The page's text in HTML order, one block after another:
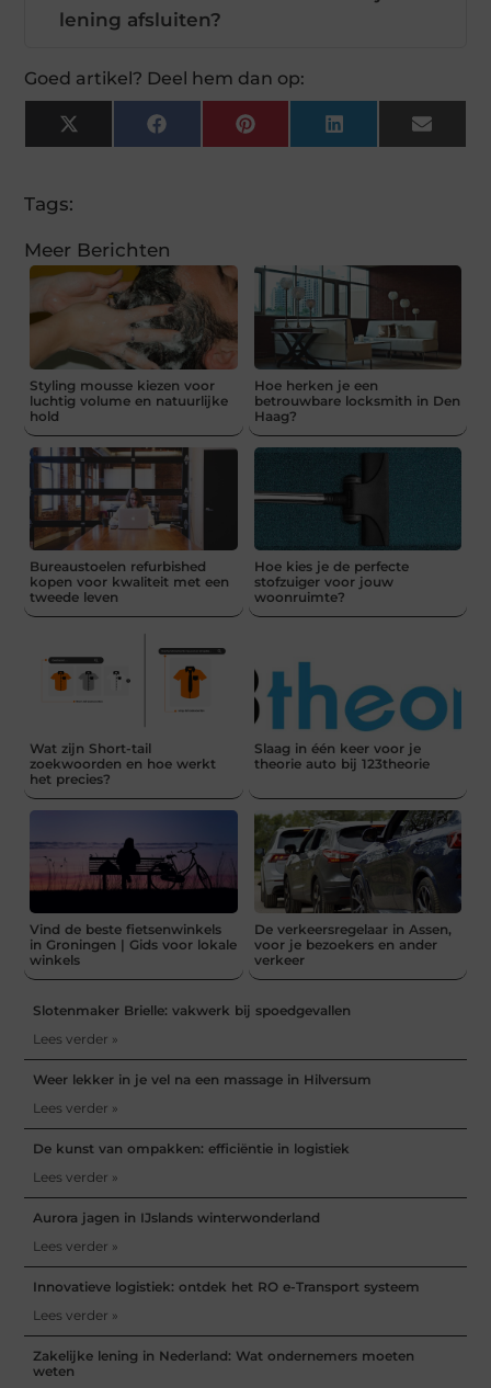
lening afsluiten?
Goed artikel? Deel hem dan op:
X
(Twitter)
FacebookPinterestLinkedInEmail
Tags:
Meer Berichten
Styling mousse kiezen voor
luchtig volume en natuurlijke
hold
Hoe herken je een
betrouwbare locksmith in Den
Haag?
Bureaustoelen refurbished
kopen voor kwaliteit met een
tweede leven
Hoe kies je de perfecte
stofzuiger voor jouw
woonruimte?
Wat zijn Short-tail
zoekwoorden en hoe werkt
het precies?
Slaag in één keer voor je
theorie auto bij 123theorie
Vind de beste fietsenwinkels
in Groningen | Gids voor lokale
winkels
De verkeersregelaar in Assen,
voor je bezoekers en ander
verkeer
Slotenmaker Brielle: vakwerk bij spoedgevallen
Lees verder »
Weer lekker in je vel na een massage in Hilversum
Lees verder »
De kunst van ompakken: efficiëntie in logistiek
Lees verder »
Aurora jagen in IJslands winterwonderland
Lees verder »
Innovatieve logistiek: ontdek het RO e-Transport systeem
Lees verder »
Zakelijke lening in Nederland: Wat ondernemers moeten
weten